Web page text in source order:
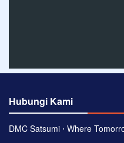
Hubungi Kami
DMC Satsumi ⋅ Where